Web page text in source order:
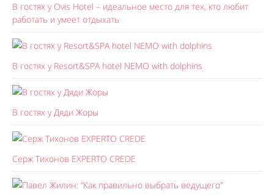
В гостях у Ovis Hotel – идеальное место для тех, кто любит
работать и умеет отдыхать
В гостях у Resort&SPA hotel NEMO with dolphins
В гостях у Дяди Жоры
Серж Тихонов EXPERTO CREDE